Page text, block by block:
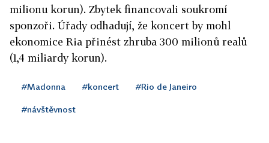
milionu korun). Zbytek financovali soukromí
sponzoři. Úřady odhadují, že koncert by mohl
ekonomice Ria přinést zhruba 300 milionů realů
(1,4 miliardy ­korun).
#Madonna #koncert #Rio de Janeiro
#návštěvnost